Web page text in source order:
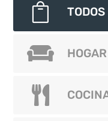

 TODOS


